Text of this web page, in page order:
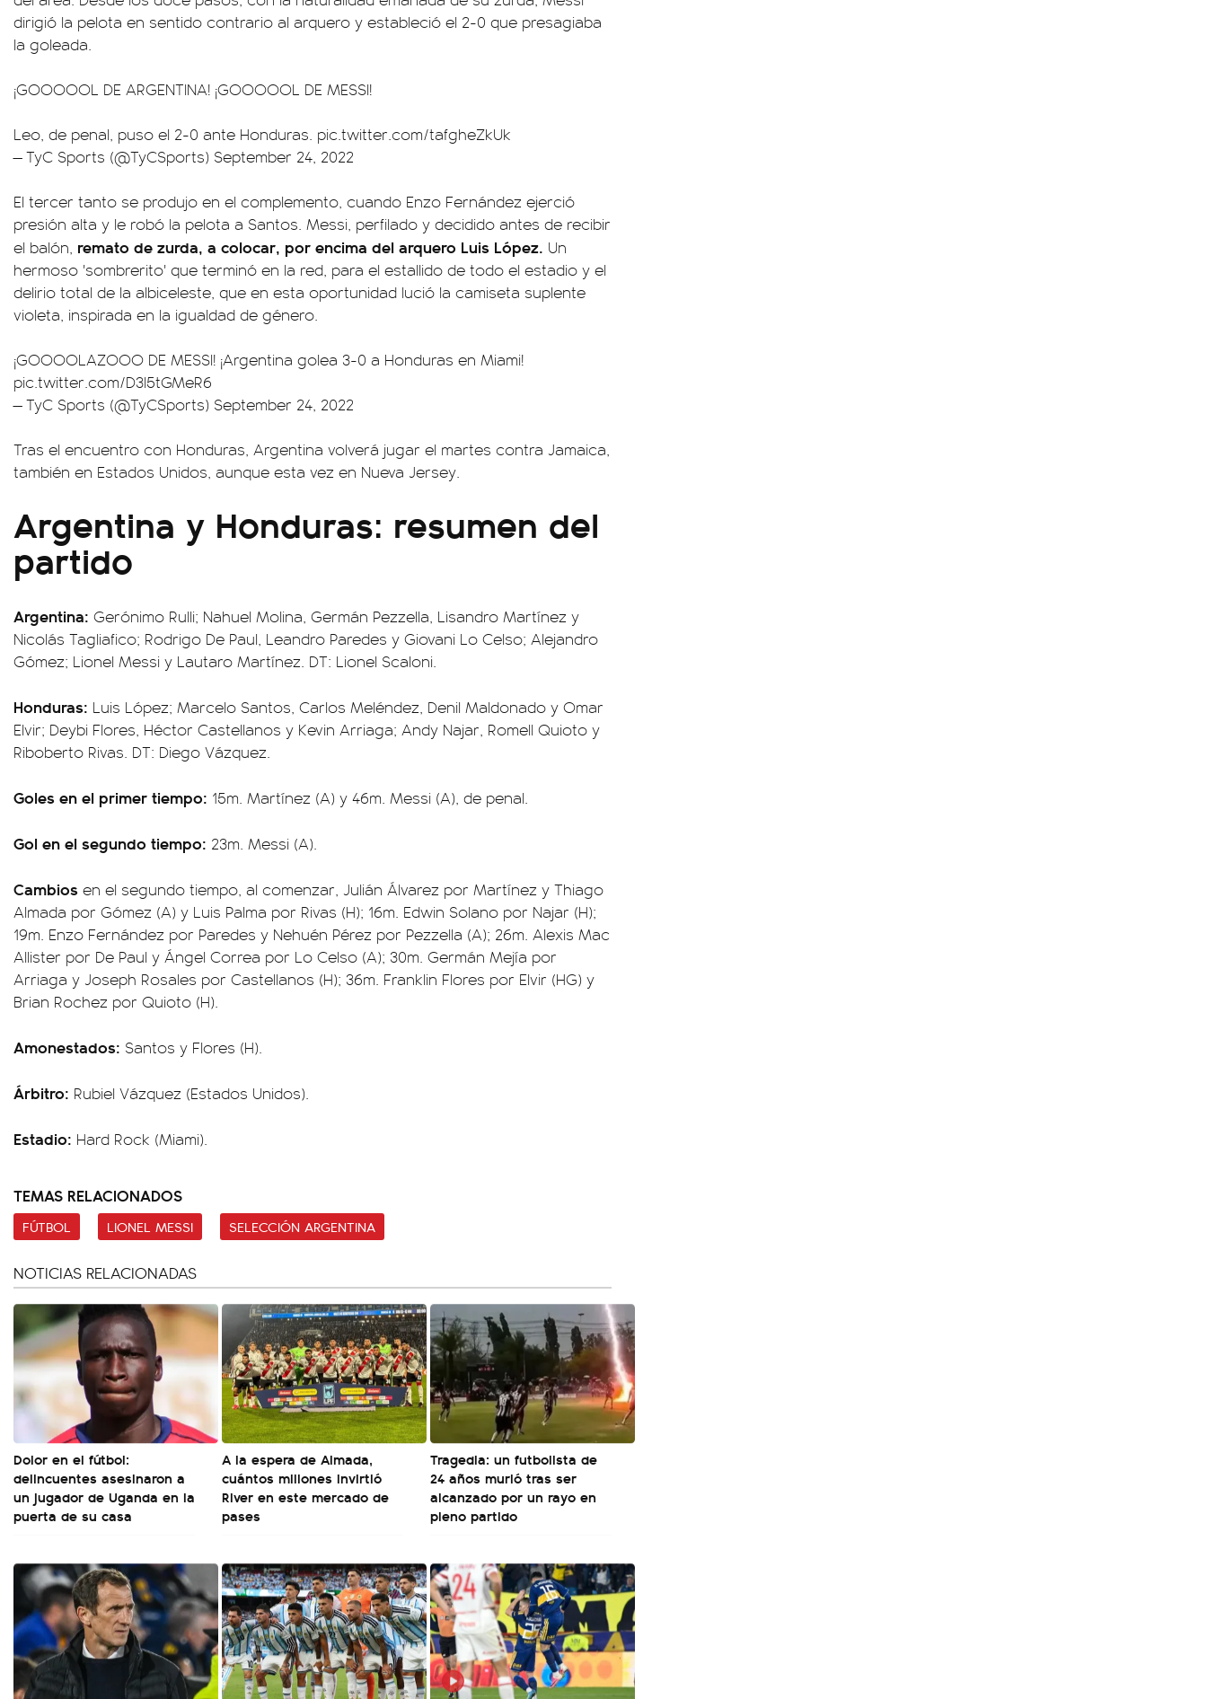
dirigió la pelota en sentido contrario al arquero y estableció el 2-0 que presagiaba
la goleada.
¡GOOOOOL DE ARGENTINA! ¡GOOOOOL DE MESSI!
Leo, de penal, puso el 2-0 ante Honduras. pic.twitter.com/tafgheZkUk
— TyC Sports (@TyCSports) September 24, 2022
El tercer tanto se produjo en el complemento, cuando Enzo Fernández ejerció
presión alta y le robó la pelota a Santos. Messi, perfilado y decidido antes de recibir
el balón, remato de zurda, a colocar, por encima del arquero Luis López. Un
hermoso 'sombrerito' que terminó en la red, para el estallido de todo el estadio y el
delirio total de la albiceleste, que en esta oportunidad lució la camiseta suplente
violeta, inspirada en la igualdad de género.
¡GOOOOLAZOOO DE MESSI! ¡Argentina golea 3-0 a Honduras en Miami!
pic.twitter.com/D3l5tGMeR6
— TyC Sports (@TyCSports) September 24, 2022
Tras el encuentro con Honduras, Argentina volverá jugar el martes contra Jamaica,
también en Estados Unidos, aunque esta vez en Nueva Jersey.
Argentina y Honduras: resumen del
partido
Argentina: Gerónimo Rulli; Nahuel Molina, Germán Pezzella, Lisandro Martínez y
Nicolás Tagliafico; Rodrigo De Paul, Leandro Paredes y Giovani Lo Celso; Alejandro
Gómez; Lionel Messi y Lautaro Martínez. DT: Lionel Scaloni.
Honduras: Luis López; Marcelo Santos, Carlos Meléndez, Denil Maldonado y Omar
Elvir; Deybi Flores, Héctor Castellanos y Kevin Arriaga; Andy Najar, Romell Quioto y
Riboberto Rivas. DT: Diego Vázquez.
Goles en el primer tiempo: 15m. Martínez (A) y 46m. Messi (A), de penal.
Gol en el segundo tiempo: 23m. Messi (A).
Cambios en el segundo tiempo, al comenzar, Julián Álvarez por Martínez y Thiago
Almada por Gómez (A) y Luis Palma por Rivas (H); 16m. Edwin Solano por Najar (H);
19m. Enzo Fernández por Paredes y Nehuén Pérez por Pezzella (A); 26m. Alexis Mac
Allister por De Paul y Ángel Correa por Lo Celso (A); 30m. Germán Mejía por
Arriaga y Joseph Rosales por Castellanos (H); 36m. Franklin Flores por Elvir (HG) y
Brian Rochez por Quioto (H).
Amonestados: Santos y Flores (H).
Árbitro: Rubiel Vázquez (Estados Unidos).
Estadio: Hard Rock (Miami).
TEMAS RELACIONADOS
FÚTBOL LIONEL MESSI SELECCIÓN ARGENTINA
NOTICIAS RELACIONADAS
Dolor en el fútbol:
delincuentes asesinaron a
un jugador de Uganda en la
puerta de su casa
A la espera de Almada,
cuántos millones invirtió
River en este mercado de
pases
Tragedia: un futbolista de
24 años murió tras ser
alcanzado por un rayo en
pleno partido